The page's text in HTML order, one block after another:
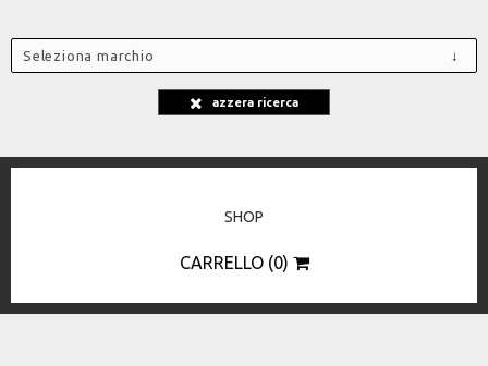
Seleziona marchio
azzera ricerca
SHOP
CARRELLO (0)